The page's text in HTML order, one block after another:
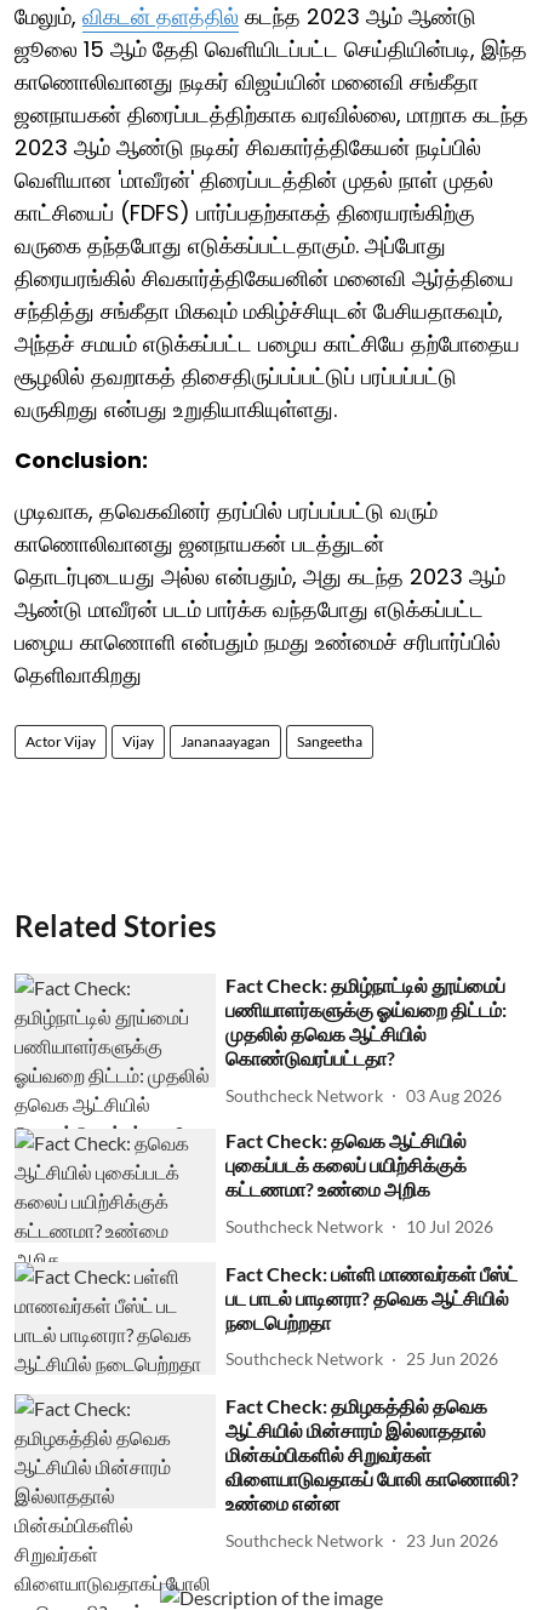
மேலும், விகடன் தளத்தில் கடந்த 2023 ஆம் ஆண்டு
ஜூலை 15 ஆம் தேதி வெளியிடப்பட்ட செய்தியின்படி, இந்த
காணொலிவானது நடிகர் விஜய்யின் மனைவி சங்கீதா
ஜனநாயகன் திரைப்படத்திற்காக வரவில்லை, மாறாக கடந்த
2023 ஆம் ஆண்டு நடிகர் சிவகார்த்திகேயன் நடிப்பில்
வெளியான 'மாவீரன்' திரைப்படத்தின் முதல் நாள் முதல்
காட்சியைப் (FDFS) பார்ப்பதற்காகத் திரையரங்கிற்கு
வருகை தந்தபோது எடுக்கப்பட்டதாகும். அப்போது
திரையரங்கில் சிவகார்த்திகேயனின் மனைவி ஆர்த்தியை
சந்தித்து சங்கீதா மிகவும் மகிழ்ச்சியுடன் பேசியதாகவும்,
அந்தச் சமயம் எடுக்கப்பட்ட பழைய காட்சியே தற்போதைய
சூழலில் தவறாகத் திசைதிருப்பப்பட்டுப் பரப்பப்பட்டு
வருகிறது என்பது உறுதியாகியுள்ளது.
Conclusion:
முடிவாக, தவெகவினர் தரப்பில் பரப்பப்பட்டு வரும்
காணொலிவானது ஜனநாயகன் படத்துடன்
தொடர்புடையது அல்ல என்பதும், அது கடந்த 2023 ஆம்
ஆண்டு மாவீரன் படம் பார்க்க வந்தபோது எடுக்கப்பட்ட
பழைய காணொளி என்பதும் நமது உண்மைச் சரிபார்ப்பில்
தெளிவாகிறது
Actor Vijay Vijay Jananaayagan Sangeetha
Related Stories
Fact Check: தமிழ்நாட்டில் தூய்மைப்
பணியாளர்களுக்கு ஓய்வறை திட்டம்:
முதலில் தவெக ஆட்சியில்
கொண்டுவரப்பட்டதா?
Southcheck Network 03 Aug 2026
Fact Check: தவெக ஆட்சியில்
புகைப்படக் கலைப் பயிற்சிக்குக்
கட்டணமா? உண்மை அறிக
Southcheck Network 10 Jul 2026
Fact Check: பள்ளி மாணவர்கள் பீஸ்ட்
பட பாடல் பாடினரா? தவெக ஆட்சியில்
நடைபெற்றதா
Southcheck Network 25 Jun 2026
Fact Check: தமிழகத்தில் தவெக
ஆட்சியில் மின்சாரம் இல்லாததால்
மின்கம்பிகளில் சிறுவர்கள்
விளையாடுவதாகப் போலி காணொலி?
உண்மை என்ன
Southcheck Network 23 Jun 2026